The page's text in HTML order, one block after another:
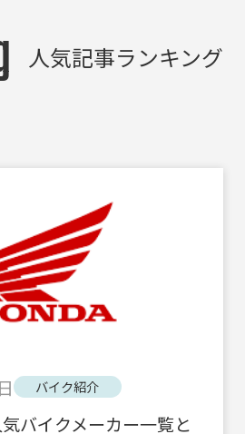
人気記事ランキング
バイク紹介
バイクメーカー一覧と